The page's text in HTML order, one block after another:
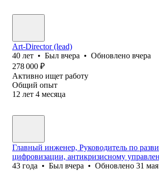
Art-Director (lead)
40 лет • Был вчера • Обновлено вчера
278 000 ₽
Активно ищет работу
Общий опыт
12 лет 4 месяца
Главный инженер, Руководитель по
цифровизации, антикризисному
43 года • Был вчера • Обновлено 31 мая